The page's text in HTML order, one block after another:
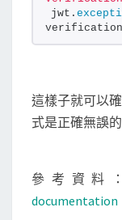
jwt.
這樣子就可以
式是正確無誤
參考資料
documentation